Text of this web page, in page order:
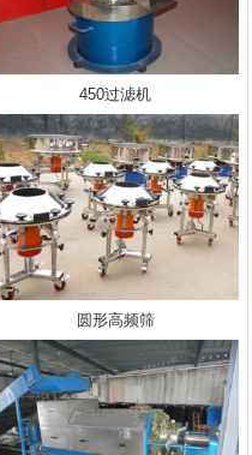
450过滤机
圆形高频筛